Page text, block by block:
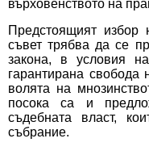
върховенството на
Предстоящият
съвет трябва да се
закона, в условия на
гарантирана
волята на
посока са и
съдебната власт,
събрание.